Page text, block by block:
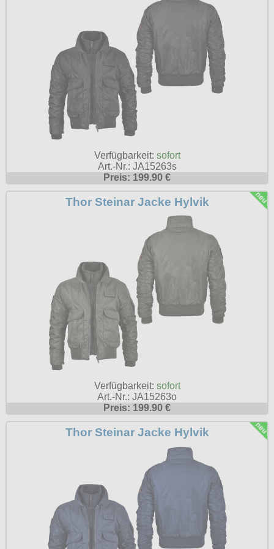
Petticoats
Poloshirts
T-Shirts
Begriffe
Dobermann
Hot Rod
Nordische Götterwelt
Ostzone
Punkrock
Rockabilly
Verfügbarkeit: sofort
Art.-Nr.: JA15263s
Preis: 199.90 €
Thor Steinar Jacke Hylvik
Verfügbarkeit: sofort
Art.-Nr.: JA15263o
Preis: 199.90 €
Thor Steinar Jacke Hylvik